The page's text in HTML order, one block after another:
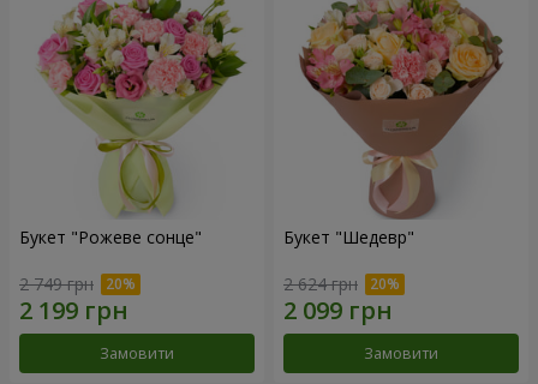
Букет "Рожеве сонце"
2 749 грн
Замовити
Букет "Шедевр"
2 624 грн
Замовити